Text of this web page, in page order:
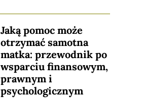
Jaką pomoc może
otrzymać samotna
matka: przewodnik po
wsparciu finansowym,
prawnym i
psychologicznym